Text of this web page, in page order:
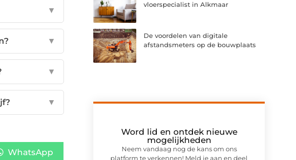
▼
▼
▼
▼
WhatsApp
vloerspecialist in Alkmaar
De voordelen van digitale
afstandsmeters op de bouwplaats
Word lid en ontdek nieuwe
mogelijkheden
Neem vandaag nog de kans om ons
platform te verkennen! Meld je aan en deel